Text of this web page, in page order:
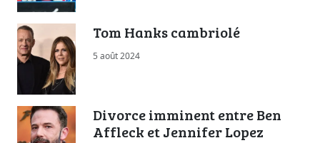
Tom Hanks cambriolé
5 août 2024
Divorce imminent entre Ben
Affleck et Jennifer Lopez